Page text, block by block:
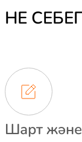
НЕ
Шарт